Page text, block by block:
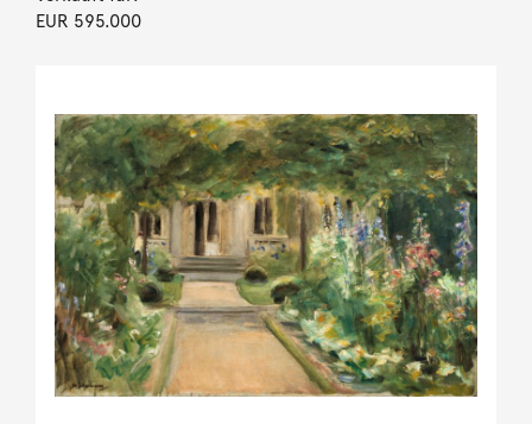
EUR 595.000